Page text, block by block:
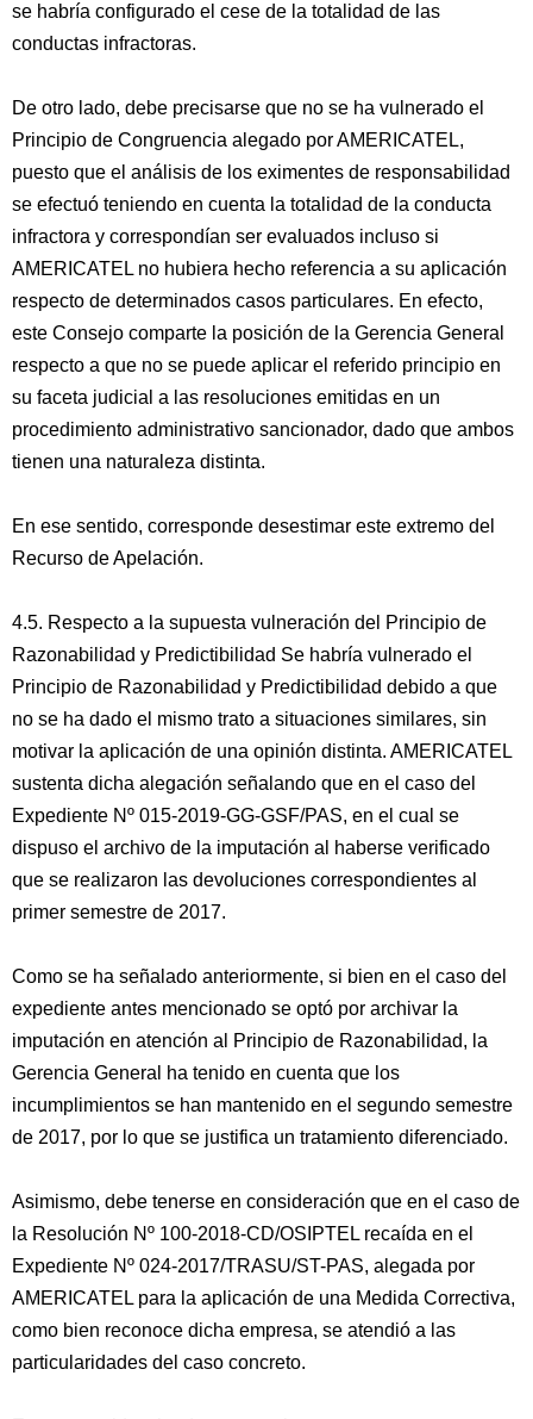
se habría configurado el cese de la totalidad de las
conductas infractoras.
De otro lado, debe precisarse que no se ha vulnerado el
Principio de Congruencia alegado por AMERICATEL,
puesto que el análisis de los eximentes de responsabilidad
se efectuó teniendo en cuenta la totalidad de la conducta
infractora y correspondían ser evaluados incluso si
AMERICATEL no hubiera hecho referencia a su aplicación
respecto de determinados casos particulares. En efecto,
este Consejo comparte la posición de la Gerencia General
respecto a que no se puede aplicar el referido principio en
su faceta judicial a las resoluciones emitidas en un
procedimiento administrativo sancionador, dado que ambos
tienen una naturaleza distinta.
En ese sentido, corresponde desestimar este extremo del
Recurso de Apelación.
4.5. Respecto a la supuesta vulneración del Principio de
Razonabilidad y Predictibilidad Se habría vulnerado el
Principio de Razonabilidad y Predictibilidad debido a que
no se ha dado el mismo trato a situaciones similares, sin
motivar la aplicación de una opinión distinta. AMERICATEL
sustenta dicha alegación señalando que en el caso del
Expediente Nº 015-2019-GG-GSF/PAS, en el cual se
dispuso el archivo de la imputación al haberse verificado
que se realizaron las devoluciones correspondientes al
primer semestre de 2017.
Como se ha señalado anteriormente, si bien en el caso del
expediente antes mencionado se optó por archivar la
imputación en atención al Principio de Razonabilidad, la
Gerencia General ha tenido en cuenta que los
incumplimientos se han mantenido en el segundo semestre
de 2017, por lo que se justifica un tratamiento diferenciado.
Asimismo, debe tenerse en consideración que en el caso de
la Resolución Nº 100-2018-CD/OSIPTEL recaída en el
Expediente Nº 024-2017/TRASU/ST-PAS, alegada por
AMERICATEL para la aplicación de una Medida Correctiva,
como bien reconoce dicha empresa, se atendió a las
particularidades del caso concreto.